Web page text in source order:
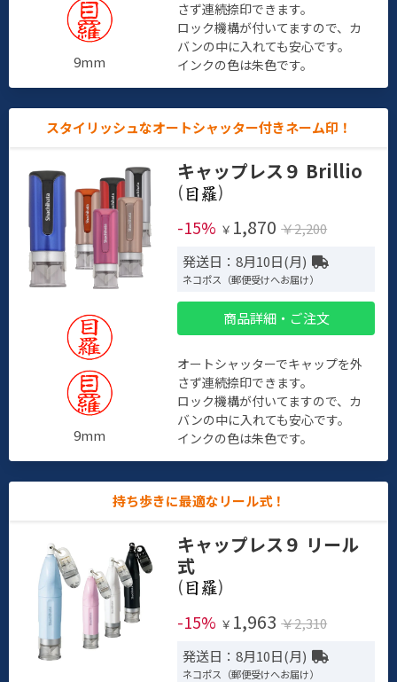
9mm
さず連続捺印できます。
ロック機構が付いてますので、カ
バンの中に入れても安心です。
インクの色は朱色です。
スタイリッシュなオートシャッター付きネーム印！
9mm
キャップレス９ Brillio
(
)
-15% ￥ 1,870 ￥2,200
発送日：8月10日(月)
ネコポス（郵便受けへお届け）
商品詳細・ご注文
オートシャッターでキャップを外
さず連続捺印できます。
ロック機構が付いてますので、カ
バンの中に入れても安心です。
インクの色は朱色です。
持ち歩きに最適なリール式！
キャップレス９ リール
式
(
)
-15% ￥ 1,963 ￥2,310
発送日：8月10日(月)
ネコポス（郵便受けへお届け）